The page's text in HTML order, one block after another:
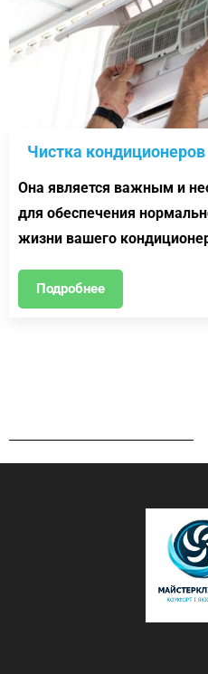
Чистка кондиционеров
Она является важным и
для обеспечения
жизни вашего
Подробнее